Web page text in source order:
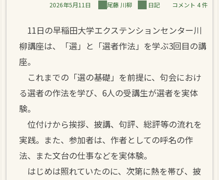
2026年5月11日 尾藤 川柳 日記 コメント 4 件
11日の早稲田大学エクステンションセンター川
柳講座は、「選」と「選者作法」を学ぶ3回目の講
座。
これまでの「選の基礎」を前提に、句会におけ
る選者の作法を学び、6人の受講生が選者を実体
験。
位付けから挨拶、披講、句評、総評等の流れを
実践。また、参加者は、作者としての呼名の作
法、また文台の仕事などを実体験。
はじめは照れていたのに、次第に熱を帯び、披